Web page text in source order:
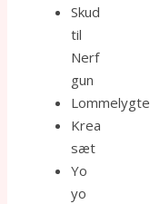
Skud
til
Nerf
gun
Lommelygte
Krea
sæt
Yo
yo